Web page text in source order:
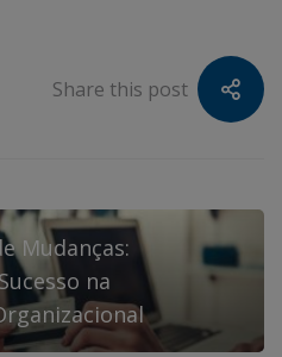
Share this post
Mudanças:
na